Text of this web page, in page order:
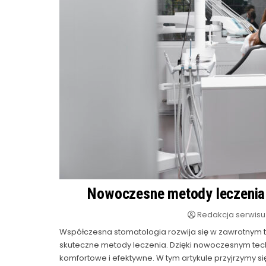
Nowoczesne metody
Redakcja serwisu
Współczesna stomatologia rozwija się w
skuteczne metody leczenia. Dzięki nowoczesnym
komfortowe i efektywne. W tym artykule przyjrzymy